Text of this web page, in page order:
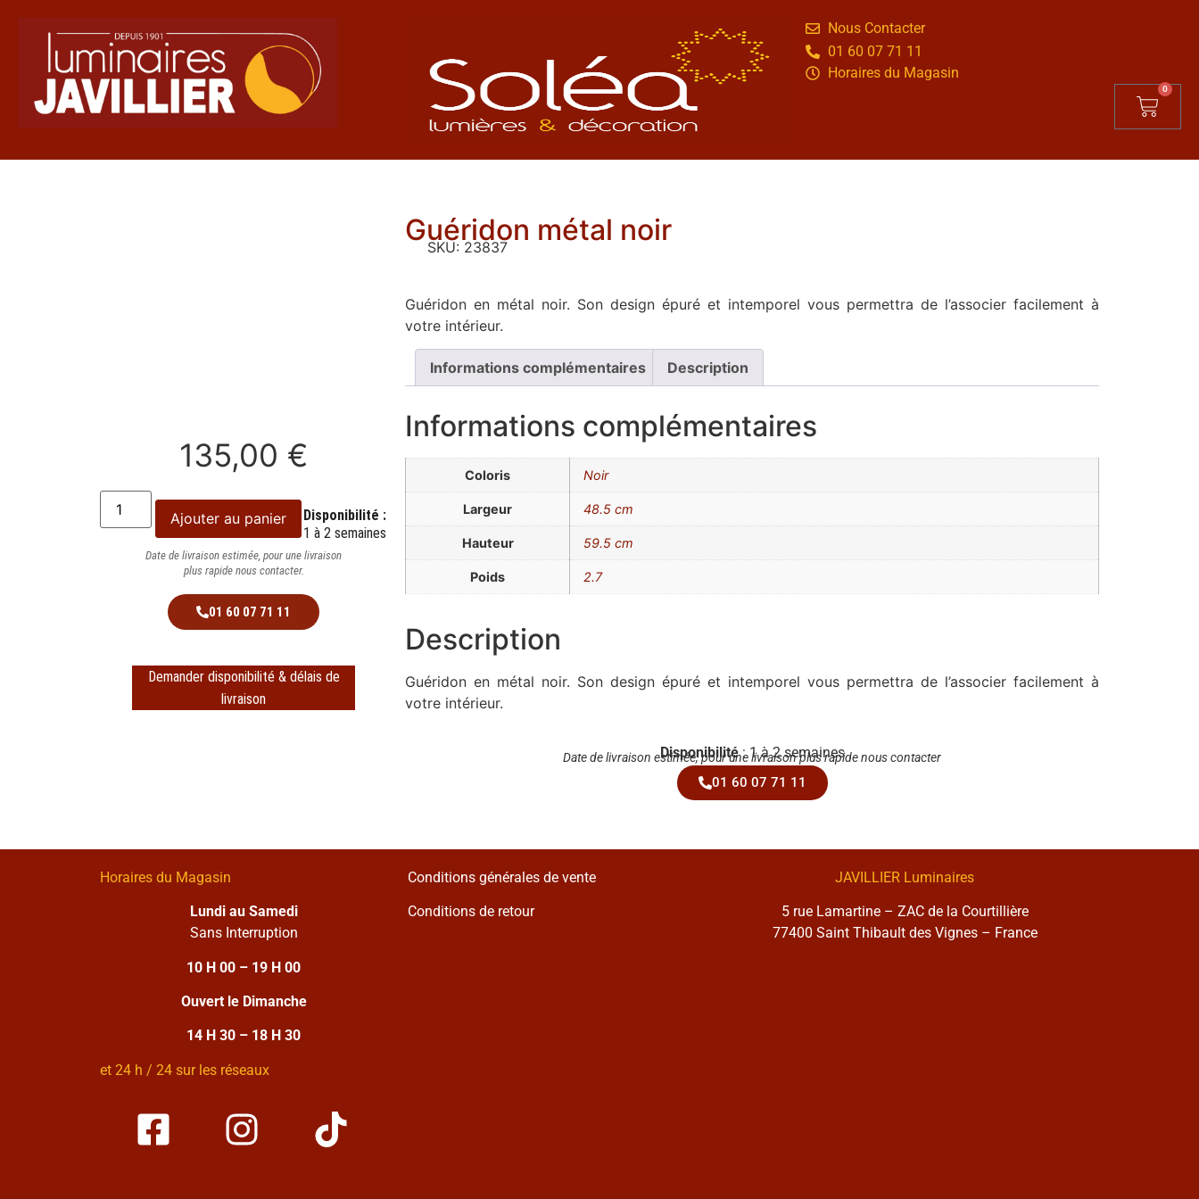
Nous Contacter
01 60 07 71 11
Horaires du Magasin
0
135,00 €
Ajouter au panier
Disponibilité :
1 à 2 semaines
Date de livraison estimée, pour une livraison
plus rapide nous contacter.
01 60 07 71 11
Demander disponibilité & délais de
livraison
Guéridon métal noir
SKU: 23837
Guéridon en métal noir. Son design épuré et intemporel vous permettra de l’associer facilement à
votre intérieur.
Informations complémentaires Description
Informations complémentaires
Coloris Noir
Largeur 48.5 cm
Hauteur 59.5 cm
Poids 2.7
Description
Guéridon en métal noir. Son design épuré et intemporel vous permettra de l’associer facilement à
votre intérieur.
Disponibilité: 1 à 2 semaines
Date de livraison estimée, pour une livraison plus rapide nous contacter
01 60 07 71 11
Horaires du Magasin
Lundi au Samedi
Sans Interruption
10 H 00 – 19 H 00
Ouvert le Dimanche
14 H 30 – 18 H 30
et 24 h / 24 sur les réseaux
Conditions générales de vente
Conditions de retour
JAVILLIER Luminaires
5 rue Lamartine – ZAC de la Courtillière
77400 Saint Thibault des Vignes – France